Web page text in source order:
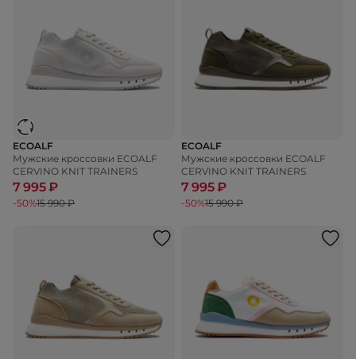
ECOALF
Мужские кроссовки ECOALF
CERVINO KNIT TRAINERS
7 995 ₽
-50%15 990 ₽
ECOALF
Мужские кроссовки ECOALF
CERVINO KNIT TRAINERS
7 995 ₽
-50%15 990 ₽